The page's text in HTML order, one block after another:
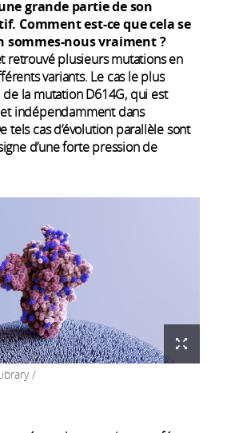
grande partie de son
Comment est-ce que cela se
sommes-nous vraiment ?
retrouvé plusieurs mutations en
variants. Le cas le plus
la mutation D614G, qui est
indépendamment dans
tels cas d’évolution parallèle sont
d’une forte pression de
/